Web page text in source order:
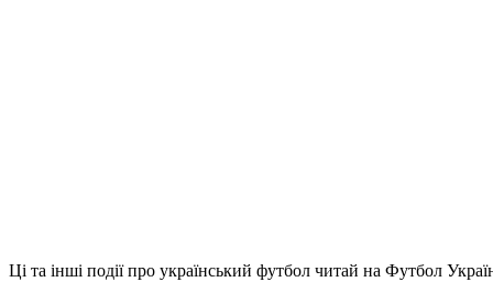
Ці та інші події про український футбол читай на Футбол